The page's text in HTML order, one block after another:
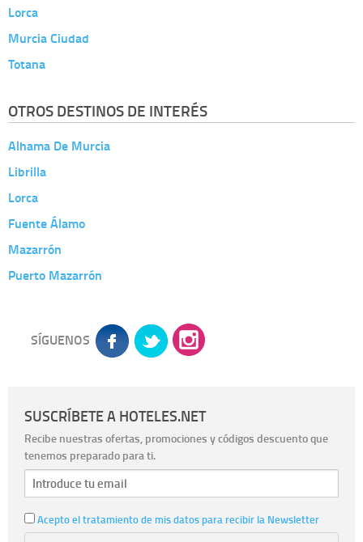
Lorca
Murcia Ciudad
Totana
OTROS DESTINOS DE INTERÉS
Alhama De Murcia
Librilla
Lorca
Fuente Álamo
Mazarrón
Puerto Mazarrón
SÍGUENOS
SUSCRÍBETE A HOTELES.NET
Recibe nuestras ofertas, promociones y códigos descuento que
tenemos preparado para ti.
Acepto el tratamiento de mis datos para recibir la Newsletter